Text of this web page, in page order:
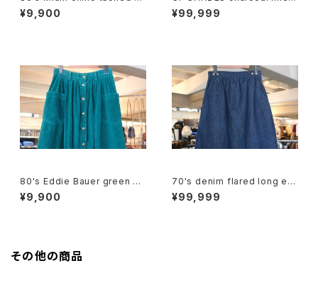
encil Skirt
¥9,900
flared long Skirt
¥99,999
80's Eddie Bauer green co
rduroy flared Skirt
¥9,900
70's denim flared long ea
sy Skirt
¥99,999
その他の商品